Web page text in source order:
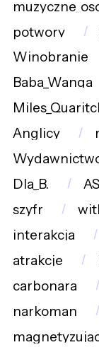
potwory
Winobranie
Baba_Wanga
Anglicy
Dla_B.
szyfr
interakcja
atrakcje
carbonara
narkoman